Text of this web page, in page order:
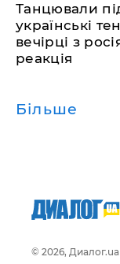
​Танцювали
українські
вечірці з
реакція
Більше
© 2026, Диалог.ua